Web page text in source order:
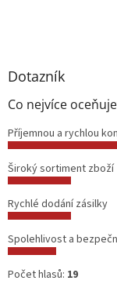
Dotazník
Co nejvíce
Příjemnou a rychlou
Široký sortiment zboží
Rychlé dodání zásilky
Spolehlivost a
Počet hlasů: 19